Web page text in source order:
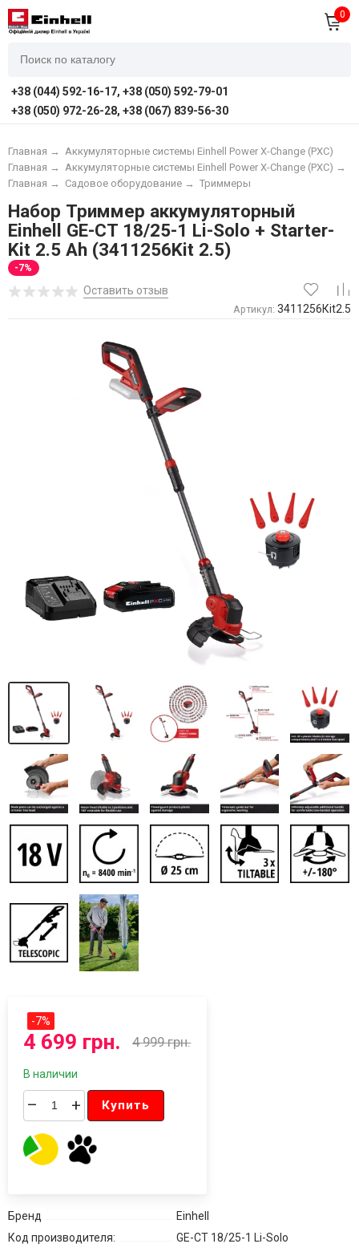
0
+38 (044) 592-16-17, +38 (050) 592-79-01
+38 (050) 972-26-28, +38 (067) 839-56-30
Главная →
Аккумуляторные системы Einhell Power X-Change (PXC)
Аккумуляторные системы Einhell Power X-Change (PXC) →
Главная →
Триммеры
Садовое оборудование →
Главная →
Набор Триммер аккумуляторный
Einhell GE-CT 18/25-1 Li-Solo + Starter-
Kit 2.5 Аh (3411256Kit 2.5)
-7%
Оставить отзыв
Артикул: 3411256Кit2.5
-7%
4 699 грн. 4 999 грн.
В наличии
– + Купить
Бренд
Einhell
Код производителя:
GE-CT 18/25-1 Li-Solo